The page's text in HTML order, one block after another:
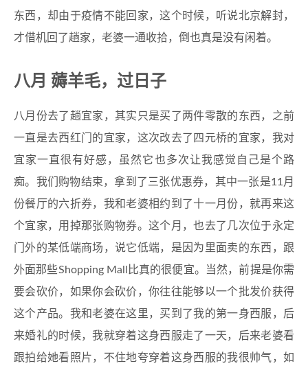
东西，却由于疫情不能回家，这个时候，听说北京解封，
才借机回了趟家，老婆一通收拾，倒也真是没有闲着。
八月 薅羊毛，过日子
八月份去了趟宜家，其实只是买了两件零散的东西，之前
一直是去西红门的宜家，这次改去了四元桥的宜家，我对
宜家一直很有好感，虽然它也多次让我感觉自己是个路
痴。我们购物结束，拿到了三张优惠券，其中一张是11月
份餐厅的六折券，我和老婆相约到了十一月份，就再来这
个宜家，用掉那张购物券。这个月，也去了几次位于永定
门外的某低端商场，说它低端，是因为里面卖的东西，跟
外面那些Shopping Mall比真的很便宜。当然，前提是你需
要会砍价，如果你会砍价，你往往能够以一个批发价获得
这个产品。我和老婆在这里，买到了我的第一身西服，后
来婚礼的时候，我就穿着这身西服走了一天，后来老婆看
跟拍给她看照片，不住地夸穿着这身西服的我很帅气，如